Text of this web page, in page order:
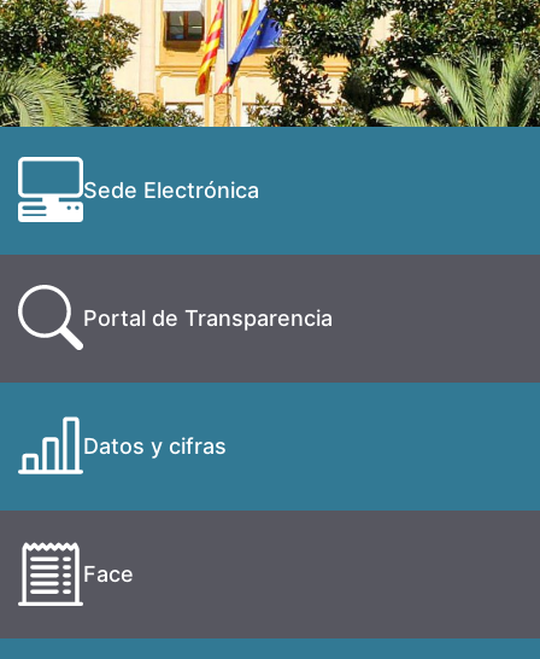
Sede Electrónica
Portal de Transparencia
Datos y cifras
Face